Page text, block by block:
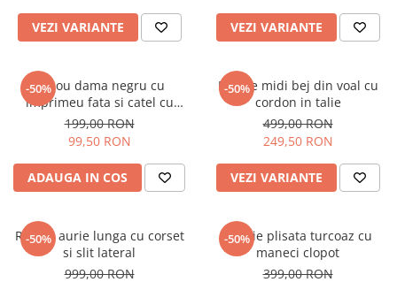
VEZI VARIANTE VEZI VARIANTE
-50%
Tricou dama negru cu
imprimeu fata si catel cu
ochelari
199,00 RON
99,50 RON
ADAUGA IN COS
-50%
Rochie midi bej din voal cu
cordon in talie
499,00 RON
249,50 RON
VEZI VARIANTE
-50%
Rochie aurie lunga cu corset
si slit lateral
999,00 RON
-50%
Rochie plisata turcoaz cu
maneci clopot
399,00 RON